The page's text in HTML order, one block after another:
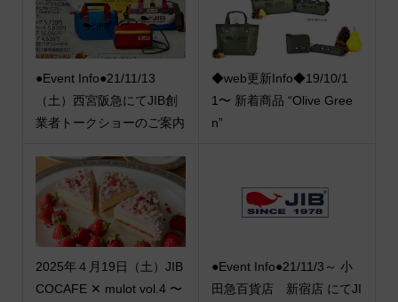
●Event Info●21/11/13
（土）西宮阪急にてJIB創
業者トークショーのご案内
◆web更新Info◆19/10/1
1〜 新着商品 “Olive Gree
n”
2025年４月19日（土）JIB
COCAFE ✕ mulot vol.4 〜
●Event Info●21/11/3～ 小
田急百貨店 新宿店 にてJI